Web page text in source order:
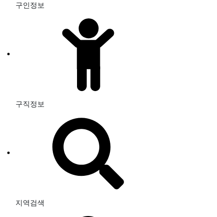
구인정보
구직정보
지역검색